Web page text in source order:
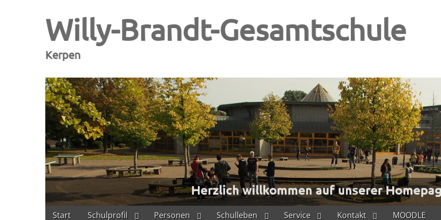
Willy-Brandt-Gesamtschule
Kerpen
Main
Skip
Start Schulprofil Personen Schulleben Service Kontakt MOODLE